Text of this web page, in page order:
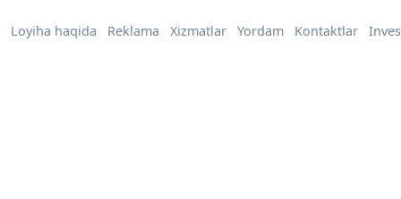
Loyiha haqida Reklama Xizmatlar Yordam Kontaktlar